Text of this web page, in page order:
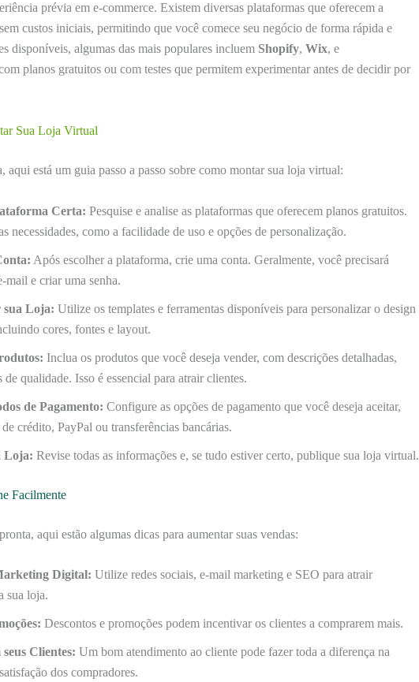
prévia em e-commerce. Existem diversas plataformas que oferecem a
custos iniciais, permitindo que você comece seu negócio de forma rápida e
disponíveis, algumas das mais populares incluem Shopify, Wix, e
planos gratuitos ou com testes que permitem experimentar antes de decidir por
Sua Loja Virtual
aqui está um guia passo a passo sobre como montar sua loja virtual:
Certa: Pesquise e analise as plataformas que oferecem planos gratuitos.
necessidades, como a facilidade de uso e opções de personalização.
Após escolher a plataforma, crie uma conta. Geralmente, você precisará
mail e criar uma senha.
sua Loja: Utilize os templates e ferramentas disponíveis para personalizar o design
cores, fontes e layout.
Inclua os produtos que você deseja vender, com descrições detalhadas,
de qualidade. Isso é essencial para atrair clientes.
de Pagamento: Configure as opções de pagamento que você deseja aceitar,
crédito, PayPal ou transferências bancárias.
Loja: Revise todas as informações e, se tudo estiver certo, publique sua loja virtual.
Facilmente
aqui estão algumas dicas para aumentar suas vendas:
Digital: Utilize redes sociais, e-mail marketing e SEO para atrair
sua loja.
Descontos e promoções podem incentivar os clientes a comprarem mais.
Clientes: Um bom atendimento ao cliente pode fazer toda a diferença na
dos compradores.